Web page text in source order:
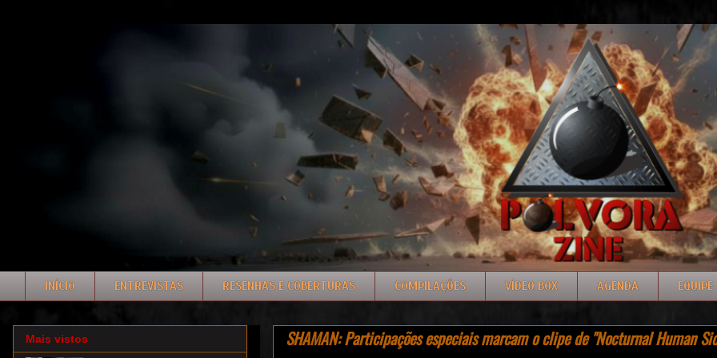
INÍCIO ENTREVISTAS RESENHAS E COBERTURAS COMPILAÇÕES VÍDEO BOX AGENDA EQUIPE
SHAMAN: Participações especiais marcam o clipe de "Nocturnal Human
Mais vistos